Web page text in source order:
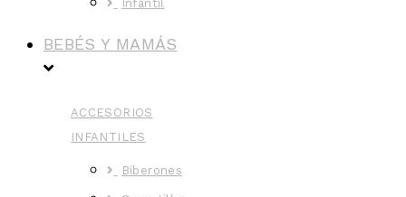
Infantil
BEBÉS Y MAMÁS
ACCESORIOS
INFANTILES
Biberones